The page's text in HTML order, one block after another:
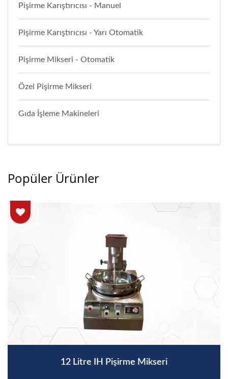
Pişirme Karıştırıcısı - Manuel
Pişirme Karıştırıcısı - Yarı Otomatik
Pişirme Mikseri - Otomatik
Özel Pişirme Mikseri
Gıda İşleme Makineleri
Popüler Ürünler
12 Litre IH Pişirme Mikseri